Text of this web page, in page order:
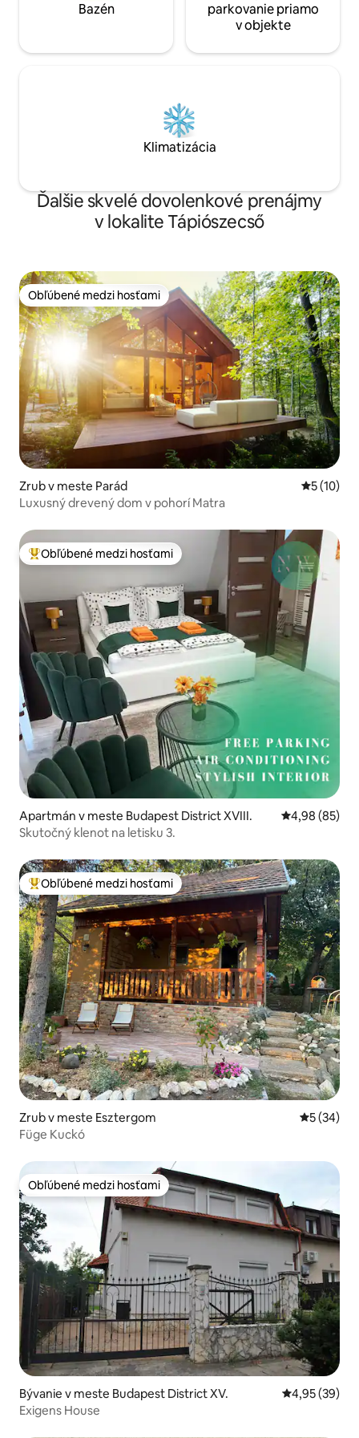
messenger. Apartmán sa nachádza na
bulvári v historickom centre Budapešti, v
budovy maďarského parlamentu,
Bazén
parkovanie priamo
v objekte
Klimatizácia
Ďalšie skvelé dovolenkové prenájmy
v lokalite Tápiószecső
Obľúbené medzi hosťami
Obľúbené medzi hosťami
Zrub v meste Parád
5 (10)
Luxusný drevený dom v pohorí Matra
Najobľúbenejšie medzi hosťami
Obľúbené medzi hosťami
Apartmán v meste Budapest District XVIII. Priemerné
4,98 (85)
Skutočný klenot na letisku 3.
Najobľúbenejšie medzi hosťami
Obľúbené medzi hosťami
Zrub v meste Esztergom
5 (34)
Füge Kuckó
Obľúbené medzi hosťami
Obľúbené medzi hosťami
Bývanie v meste Budapest District XV. Priemerné
4,95 (39)
Exigens House